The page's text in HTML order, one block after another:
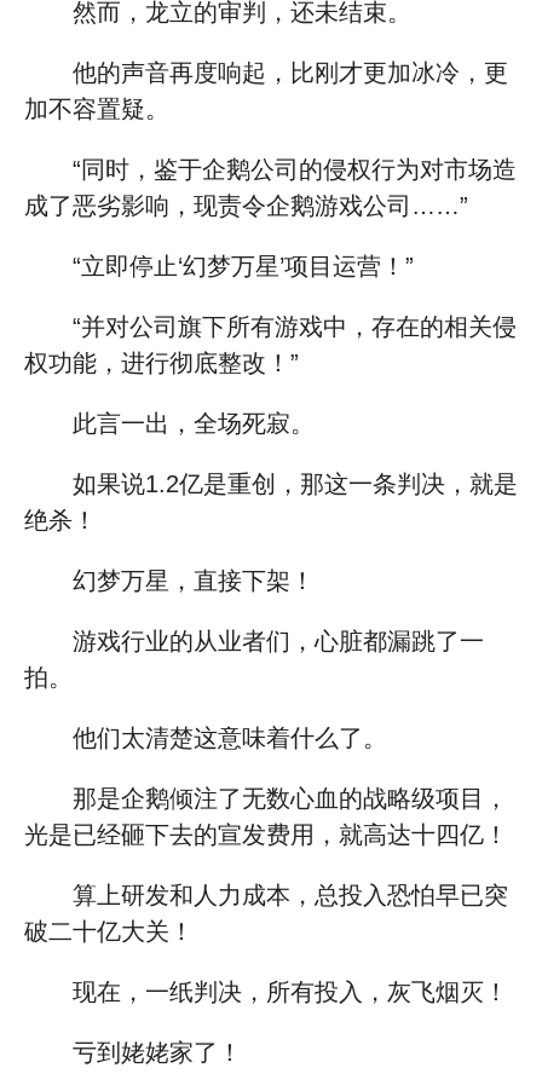
然而，龙立的审判，还未结束。
他的声音再度响起，比刚才更加冰冷，更
加不容置疑。
“同时，鉴于企鹅公司的侵权行为对市场造
成了恶劣影响，现责令企鹅游戏公司……”
“立即停止‘幻梦万星’项目运营！”
“并对公司旗下所有游戏中，存在的相关侵
权功能，进行彻底整改！”
此言一出，全场死寂。
如果说1.2亿是重创，那这一条判决，就是
绝杀！
幻梦万星，直接下架！
游戏行业的从业者们，心脏都漏跳了一
拍。
他们太清楚这意味着什么了。
那是企鹅倾注了无数心血的战略级项目，
光是已经砸下去的宣发费用，就高达十四亿！
算上研发和人力成本，总投入恐怕早已突
破二十亿大关！
现在，一纸判决，所有投入，灰飞烟灭！
亏到姥姥家了！